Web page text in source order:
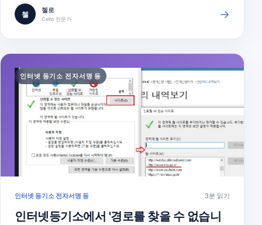
보고(상법 제363조 제4항 2문), 이러한 서면에 의한 결의는 주
주총회의 결의와 동일한 효력이 있습니다(상법 제363조 제5
첼 첼로
Cello 전문가 →
인터넷 등기소 전자서명 등
인터넷 등기소 전자서명 등 3분 읽기
인터넷등기소에서 '경로를 찾을 수 없습니